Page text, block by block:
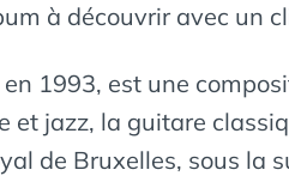
à découvrir avec un
1993, est une
et jazz, la guitare
de Bruxelles, sous